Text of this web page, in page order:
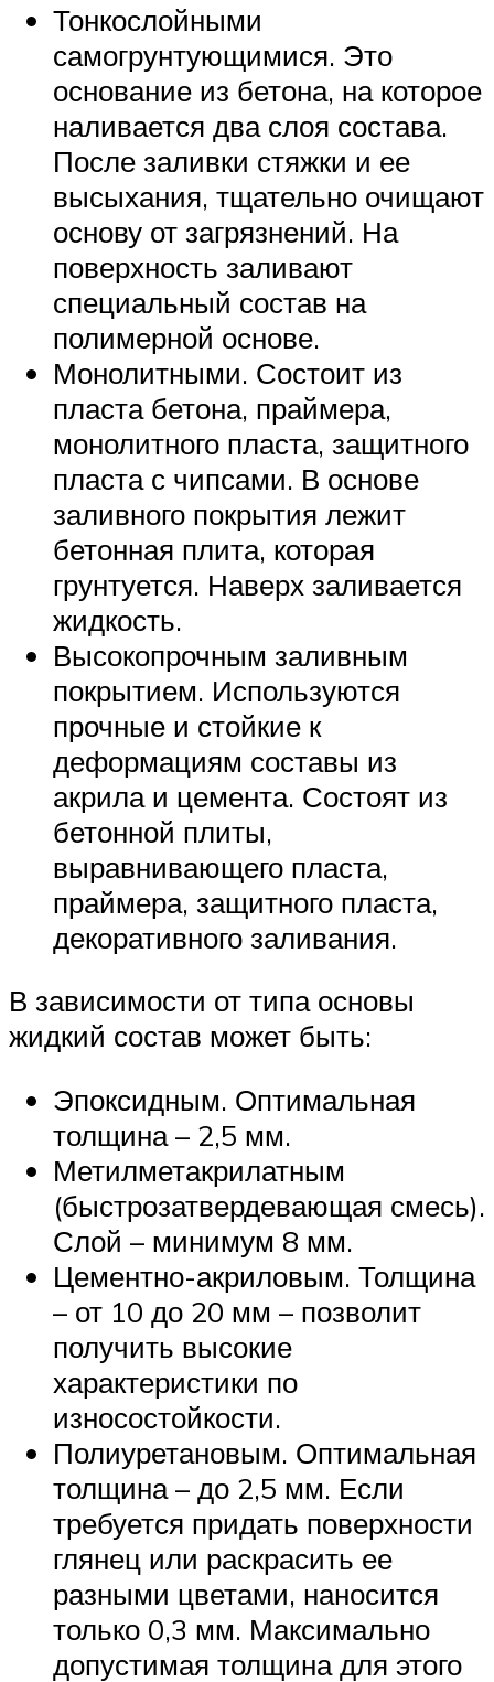
Тонкослойными
самогрунтующимися. Это
основание из бетона, на которое
наливается два слоя состава.
После заливки стяжки и ее
высыхания, тщательно очищают
основу от загрязнений. На
поверхность заливают
специальный состав на
полимерной основе.
Монолитными. Состоит из
пласта бетона, праймера,
монолитного пласта, защитного
пласта с чипсами. В основе
заливного покрытия лежит
бетонная плита, которая
грунтуется. Наверх заливается
жидкость.
Высокопрочным заливным
покрытием. Используются
прочные и стойкие к
деформациям составы из
акрила и цемента. Состоят из
бетонной плиты,
выравнивающего пласта,
праймера, защитного пласта,
декоративного заливания.
В зависимости от типа основы
жидкий состав может быть:
Эпоксидным. Оптимальная
толщина – 2,5 мм.
Метилметакрилатным
(быстрозатвердевающая смесь).
Слой – минимум 8 мм.
Цементно-акриловым. Толщина
– от 10 до 20 мм – позволит
получить высокие
характеристики по
износостойкости.
Полиуретановым. Оптимальная
толщина – до 2,5 мм. Если
требуется придать поверхности
глянец или раскрасить ее
разными цветами, наносится
только 0,3 мм. Максимально
допустимая толщина для этого